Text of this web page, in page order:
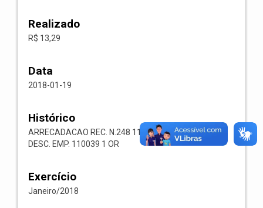
Realizado
R$ 13,29
Data
2018-01-19
Histórico
ARRECADACAO REC. N.248 1118.02.3.1.00 RECEITA
DESC. EMP. 110039 1 OR
Exercício
Janeiro/2018